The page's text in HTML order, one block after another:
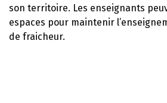
son territoire. Les enseignants
espaces pour maintenir
de fraicheur.